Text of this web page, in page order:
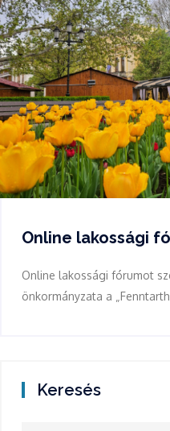
Online lakossági
Online lakossági fórumot
önkormányzata a
Keresés